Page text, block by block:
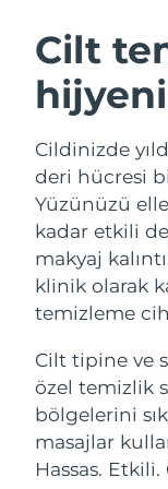
Cilt
Cildinizde
deri hücresi
Yüzünüzü
kadar etkili
makyaj
klinik olarak
temizleme
Cilt tipine ve
özel temizlik
bölgelerini
masajlar
Hassas.
For
Nemlendirme
FAQ™
Yaşlanma
Avusturya
Bahreyn
Belçika
Bermuda
Bosna-Hersek
Brunei
Bulgaristan
Kanada
Şili